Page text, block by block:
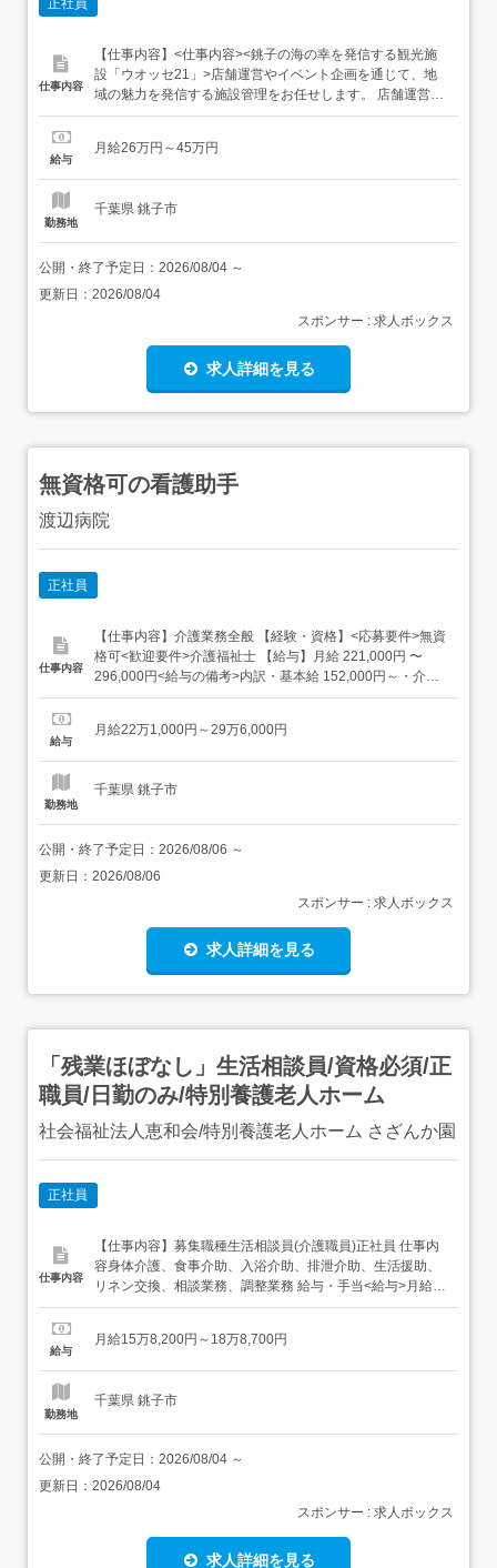
正社員
仕事内容
【仕事内容】<仕事内容><銚子の海の幸を発信する観光施
設「ウオッセ21」>店舗運営やイベント企画を通じて、地
域の魅力を発信する施設管理をお任せします。 店舗運営・
接客施設内店舗の運営や観光客へのご案内、売上管理の補
出す催事の企画から運営サポートまでを行います。 環境整
給与
月給26万円～45万円
勤務地
千葉県 銚子市
公開・終了予定日： 2026/08/04 ～
更新日： 2026/08/04
スポンサー : 求人ボックス
求人詳細を見る
無資格可の看護助手
渡辺病院
正社員
仕事内容
【仕事内容】介護業務全般 【経験・資格】<応募要件>無資
格可<歓迎要件>介護福祉士 【給与】月給 221,000円 〜
296,000円<給与の備考>内訳・基本給 152,000円～・介護
業務手当 19,000円～・夜勤手当 50,000円(5回) (1回10,000
業手当試用期間3ヶ月(同条件) 【求人番号...
給与
月給22万1,000円～29万6,000円
勤務地
千葉県 銚子市
公開・終了予定日： 2026/08/06 ～
更新日： 2026/08/06
スポンサー : 求人ボックス
求人詳細を見る
「残業ほぼなし」生活相談員/資格必須/正
職員/日勤のみ/特別養護老人ホーム
社会福祉法人恵和会/特別養護老人ホーム さざんか園
正社員
仕事内容
【仕事内容】募集職種生活相談員(介護職員)正社員 仕事内
容身体介護、食事介助、入浴介助、排泄介助、生活援助、
リネン交換、相談業務、調整業務 給与・手当<給与>月給
158,200〜188,700円<手当>交通費支給:実費(上限あり)交
17:30 勤務形態残業ほぼなし、日勤のみ可、シフト相談可
給与
月給15万8,200円～18万8,700円
勤務地
千葉県 銚子市
公開・終了予定日： 2026/08/04 ～
更新日： 2026/08/04
スポンサー : 求人ボックス
求人詳細を見る